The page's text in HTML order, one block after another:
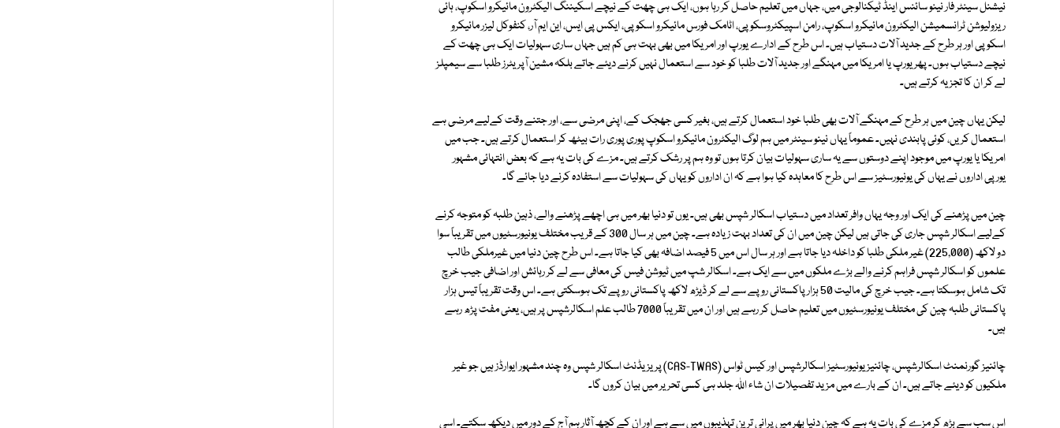
نیشنل سینٹر فار نینو سائنس اینڈ ٹیکنالوجی میں، جہاں میں تعلیم حاصل کر رہا ہوں، ایک ہی چھت کے نیچے اسکیننگ الیکٹرون مائیکرو اسکوپ، ہائی
ریزولیوشن ٹرانسمیشن الیکٹرون مائیکرو اسکوپ، رامن اسپیکٹروسکوپی، اٹامک فورس مائیکرو اسکوپی، ایکس پی ایس، این ایم آر، کنفوکل لیزر مائیکرو
اسکوپی اور ہر طرح کے جدید آلات دستیاب ہیں۔ اس طرح کے ادارے یورپ اور امریکا میں بھی بہت ہی کم ہیں جہاں ساری سہولیات ایک ہی چھت کے
نیچے دستیاب ہوں۔ پھر یورپ یا امریکا میں مہنگے اور جدید آلات طلبا کو خود سے استعمال نہیں کرنے دیئے جاتے بلکہ مشین آپریٹرز طلبا سے سیمپلز
لے کر ان کا تجزیہ کرتے ہیں۔
لیکن یہاں چین میں ہر طرح کے مہنگے آلات بھی طلبا خود استعمال کرتے ہیں، بغیر کسی جھجک کے، اپنی مرضی سے، اور جتنے وقت کےلیے مرضی ہے
استعمال کریں، کوئی پابندی نہیں۔ عموماً یہاں نینو سینٹر میں ہم لوگ الیکٹرون مائیکرو اسکوپ پوری پوری رات بیٹھ کر استعمال کرتے ہیں۔ جب میں
امریکا یا یورپ میں موجود اپنے دوستوں سے یہ ساری سہولیات بیان کرتا ہوں تو وہ ہم پر رشک کرتے ہیں۔ مزے کی بات یہ ہے کہ بعض انتہائی مشہور
یورپی اداروں نے یہاں کی یونیورسٹیز سے اس طرح کا معاہدہ کیا ہوا ہے کہ ان اداروں کو یہاں کی سہولیات سے استفادہ کرنے دیا جائے گا۔
چین میں پڑھنے کی ایک اور وجہ یہاں وافر تعداد میں دستیاب اسکالر شپس بھی ہیں۔ یوں تو دنیا بھر میں ہی اچھے پڑھنے والے، ذہین طلبہ کو متوجہ کرنے
کےلیے اسکالر شپس جاری کی جاتی ہیں لیکن چین میں ان کی تعداد بہت زیادہ ہے۔ چین میں ہر سال 300 کے قریب مختلف یونیورسٹیوں میں تقریباً سوا
دو لاکھ (225,000) غیر ملکی طلبا کو داخلہ دیا جاتا ہے اور ہر سال اس میں 5 فیصد اضافہ بھی کیا جاتا ہے۔ اس طرح چین دنیا میں غیرملکی طالب
علموں کو اسکالر شپس فراہم کرنے والے بڑے ملکوں میں سے ایک ہے۔ اسکالر شپ میں ٹیوشن فیس کی معافی سے لے کر رہائش اور اضافی جیب خرچ
تک شامل ہوسکتا ہے۔ جیب خرچ کی مالیت 50 ہزار پاکستانی روپے سے لے کر ڈیڑھ لاکھ پاکستانی روپے تک ہوسکتی ہے۔ اس وقت تقریباً تیس ہزار
پاکستانی طلبہ چین کی مختلف یونیورسٹیوں میں تعلیم حاصل کر رہے ہیں اور ان میں تقریباً 7000 طالب علم اسکالرشپس پر ہیں، یعنی مفت پڑھ رہے
ہیں۔
چائنیز گورنمنٹ اسکالرشپس، چائنیز یونیورسٹیز اسکالرشپس اور کیس ٹواس (CAS-TWAS) پریزیڈنٹ اسکالر شپس وہ چند مشہور ایوارڈز ہیں جو غیر
ملکیوں کو دیئے جاتے ہیں۔ ان کے بارے میں مزید تفصیلات ان شاء اللہ جلد ہی کسی تحریر میں بیان کروں گا۔
اس سب سے بڑھ کر مزے کی بات یہ ہے کہ چین دنیا بھر میں پرانی ترین تہذیبوں میں سے ہے اور ان کے کچھ آثار ہم آج کے دور میں دیکھ سکتے۔ اسی